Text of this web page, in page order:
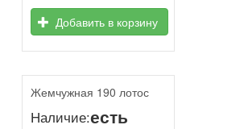
Добавить в корзину
Жемчужная 190 лотос
Наличие:есть